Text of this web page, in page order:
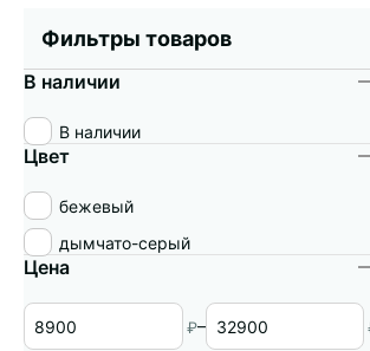
Фильтры товаров
В наличии
В наличии
Цвет
бежевый
дымчато-серый
Цена
₽–